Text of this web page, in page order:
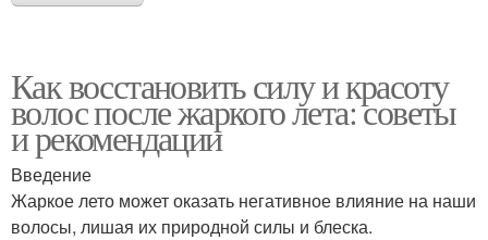
Как восстановить силу и красоту
волос после жаркого лета: советы
и рекомендации
Введение
Жаркое лето может оказать негативное влияние на наши
волосы, лишая их природной силы и блеска.